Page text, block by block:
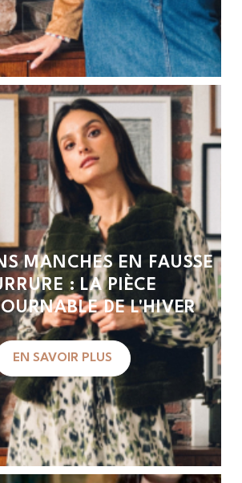
MANCHES EN FAUSSE
: LA PIÈCE
DE L'HIVER
EN SAVOIR PLUS